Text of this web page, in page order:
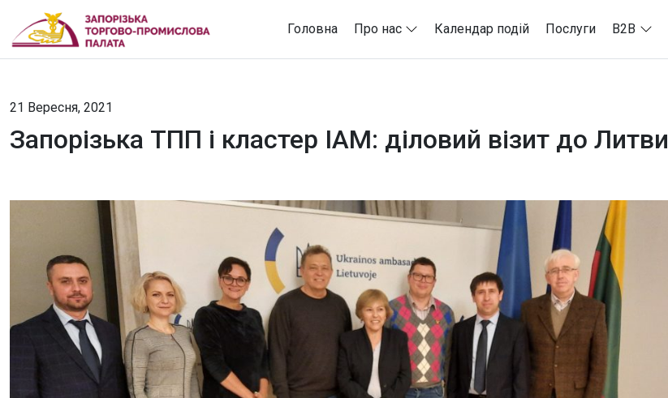
Головна Про нас Календар подій Послуги B2B
21 Вересня, 2021
Запорізька ТПП і кластер ІАМ: діловий візит до Литви